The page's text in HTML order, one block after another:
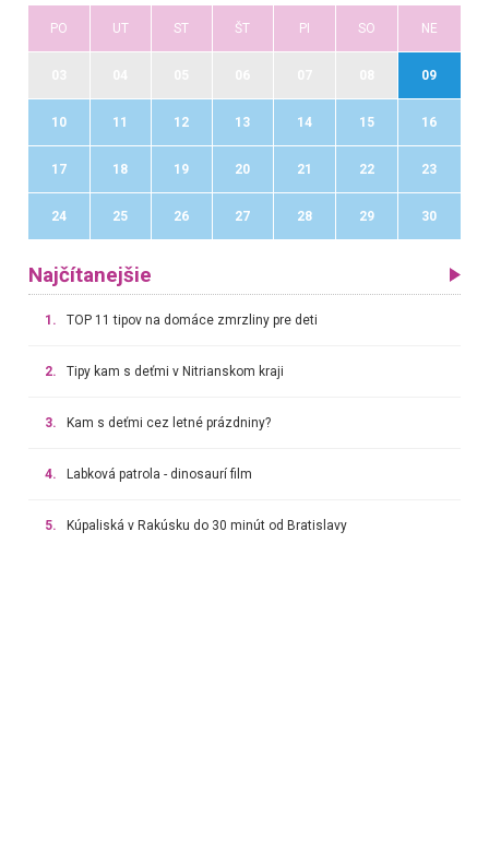
PO UT ST ŠT PI SO NE
09
10 11 12 13 14 15 16
17 18 19 20 21 22 23
24 25 26 27 28 29 30
Najčítanejšie
1. TOP 11 tipov na domáce zmrzliny pre deti
2. Tipy kam s deťmi v Nitrianskom kraji
3. Kam s deťmi cez letné prázdniny?
4. Labková patrola - dinosaurí film
5. Kúpaliská v Rakúsku do 30 minút od Bratislavy